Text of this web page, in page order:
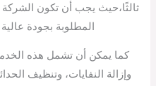
ثالثًا،حيث يجب أن تكون
المطلوبة بجودة
كما يمكن أن تشمل هذه
وإزالة النفايات، وتنظيف